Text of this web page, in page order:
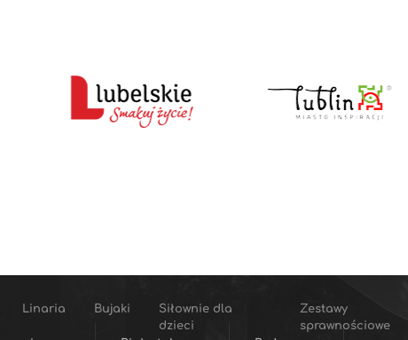
Linaria Bujaki
Siłownie dla
dzieci
Zestawy
sprawnościowe